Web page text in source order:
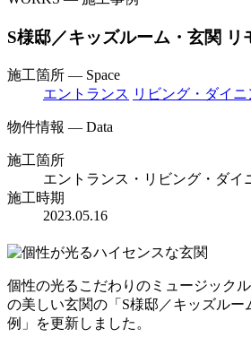
S様邸／キッズルーム・玄関 リ
施工箇所 — Space
エントランス リビング・ダイニ
物件情報 — Data
施工箇所
エントランス・リビング・ダイ
施工時期
2023.05.16
個性の光るこだわりのミュージック
の美しい玄関の「S様邸／キッズルー
例」を更新しました。